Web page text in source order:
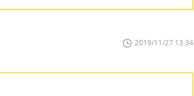
2019/11/27 13:34